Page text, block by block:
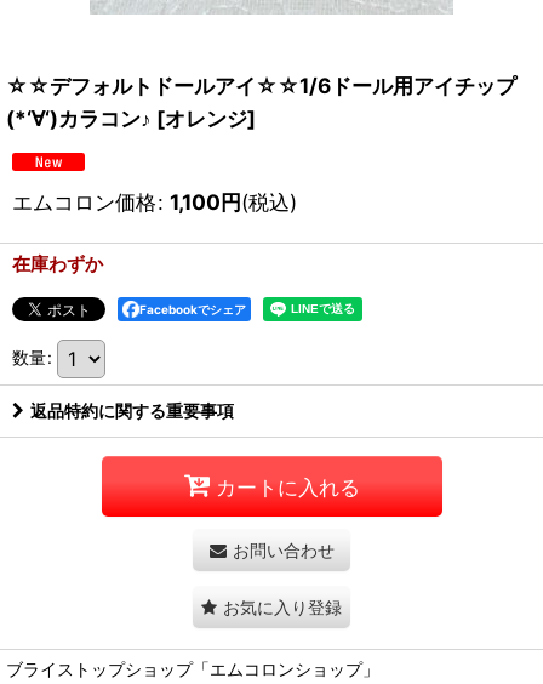
☆☆デフォルトドールアイ☆☆1/6ドール用アイチップ
(*‘∀‘)カラコン♪ [オレンジ]
エムコロン価格: 1,100円(税込)
在庫わずか
Facebookでシェア
数量:
返品特約に関する重要事項
カートに入れる
お問い合わせ
お気に入り登録
ブライストップショップ「エムコロンショップ」